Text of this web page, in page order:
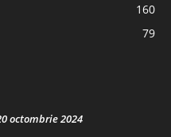
160
79
octombrie 2024